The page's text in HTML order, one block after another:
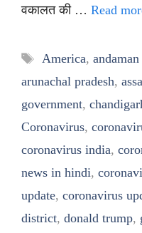
वकालत की … Read
Tags
America,
arunachal pradesh,
government,
Coronavirus,
coronavirus india,
news in hindi,
update, coronavirus
district, donald trump,